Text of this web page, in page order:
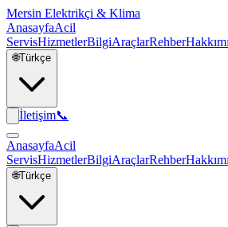
Mersin Elektrikçi & Klima
AnasayfaAcil
ServisHizmetlerBilgiAraçlarRehber
🌐Türkçe
İletişim📞
AnasayfaAcil
ServisHizmetlerBilgiAraçlarRehber
🌐Türkçe